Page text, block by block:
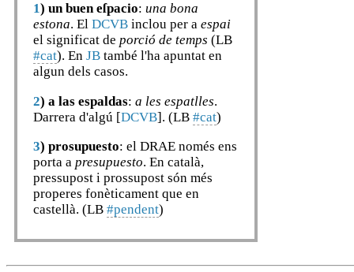
1) un buen eſpacio: una bona
estona. El DCVB inclou per a espai
el significat de porció de temps (LB
#cat). En JB també l'ha apuntat en
algun dels casos.
2) a las espaldas: a les espatlles.
Darrera d'algú [DCVB]. (LB #cat)
3) prosupuesto: el DRAE només ens
porta a presupuesto. En català,
pressupost i prossupost són més
properes fonèticament que en
castellà. (LB #pendent)